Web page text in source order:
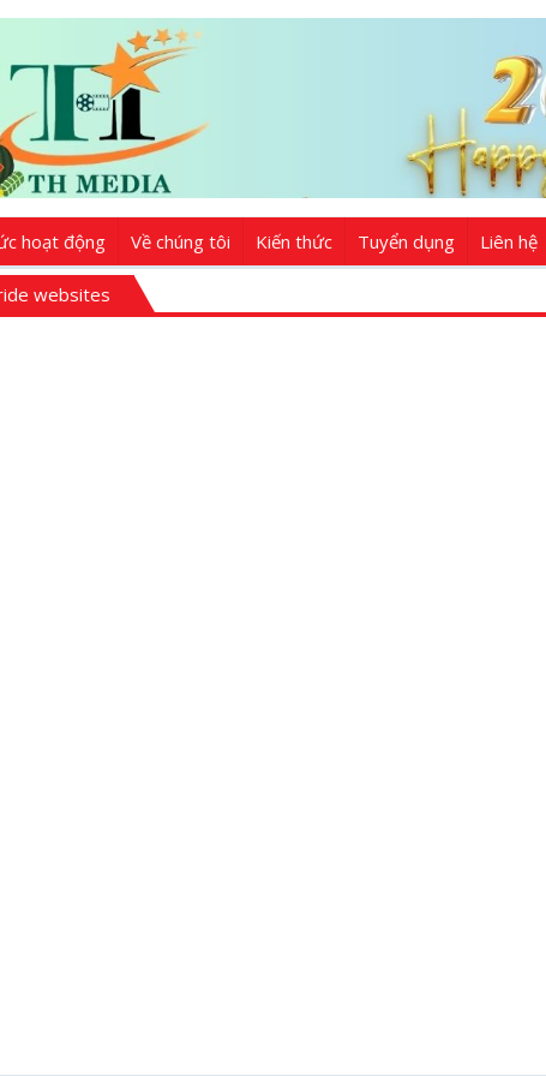
hoạt động Về chúng tôi Kiến thức Tuyển dụng Liên hệ
websites